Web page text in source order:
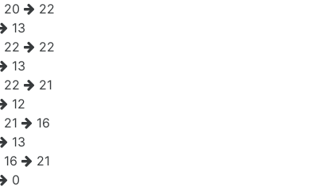
20
22
13
22
22
13
22
21
12
21
16
13
16
21
0